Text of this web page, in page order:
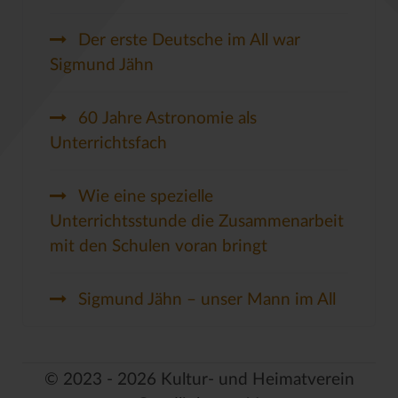
Der erste Deutsche im All war
Sigmund Jähn
60 Jahre Astronomie als
Unterrichtsfach
Wie eine spezielle
Unterrichtsstunde die Zusammenarbeit
mit den Schulen voran bringt
Sigmund Jähn – unser Mann im All
© 2023 - 2026 Kultur- und Heimatverein